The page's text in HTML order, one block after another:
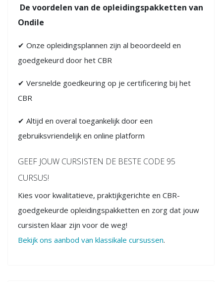
De voordelen van de opleidingspakketten van
Ondile
✔ Onze opleidingsplannen zijn al beoordeeld en
goedgekeurd door het CBR
✔ Versnelde goedkeuring op je certificering bij het
CBR
✔ Altijd en overal toegankelijk door een
gebruiksvriendelijk en online platform
GEEF JOUW CURSISTEN DE BESTE CODE 95
CURSUS!
Kies voor kwalitatieve, praktijkgerichte en CBR-
goedgekeurde opleidingspakketten en zorg dat jouw
cursisten klaar zijn voor de weg!
Bekijk ons aanbod van klassikale cursussen.